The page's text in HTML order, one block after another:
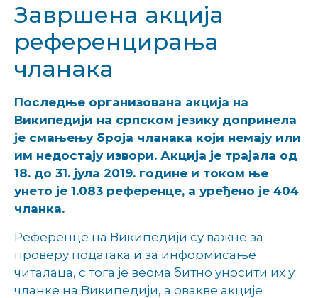
Завршена акција
референцирања
чланака
Последње организована акција на
Википедији на српском језику допринела
је смањењу броја чланака који немају или
им недостају извори. Акција је трајала од
18. до 31. јула 2019. године и током ње
унето је 1.083 референце, а уређено је 404
чланка.
Референце на Википедији су важне за
проверу података и за информисање
читалаца, с тога је веома битно уносити их у
чланке на Википедији, а овакве акције